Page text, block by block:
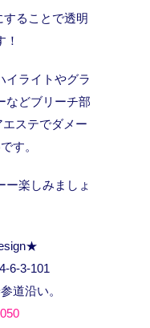
ることで透明
イライトやグラ
などブリーチ部
ステでダメー
す。
ー楽しみましょ
6-3-101
道沿い。